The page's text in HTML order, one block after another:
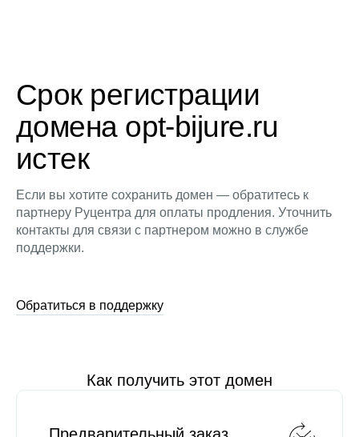
Срок регистрации
домена opt-bijure.ru
истек
Если вы хотите сохранить домен — обратитесь к
партнеру Руцентра для оплаты продления. Уточнить
контакты для связи с партнером можно в службе
поддержки.
Обратиться в поддержку
Как получить этот домен